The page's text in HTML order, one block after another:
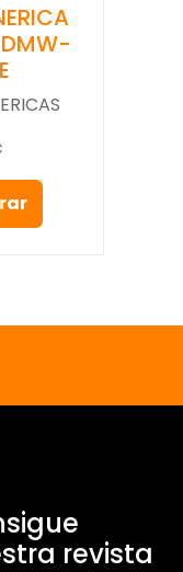
revista